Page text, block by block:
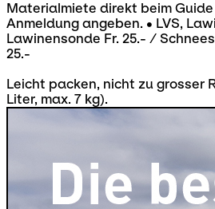
Materialmiete direkt beim
Anmeldung angeben. • LVS,
Lawinensonde Fr. 25.- /
25.-
Leicht packen, nicht zu grosser
Liter, max. 7 kg).